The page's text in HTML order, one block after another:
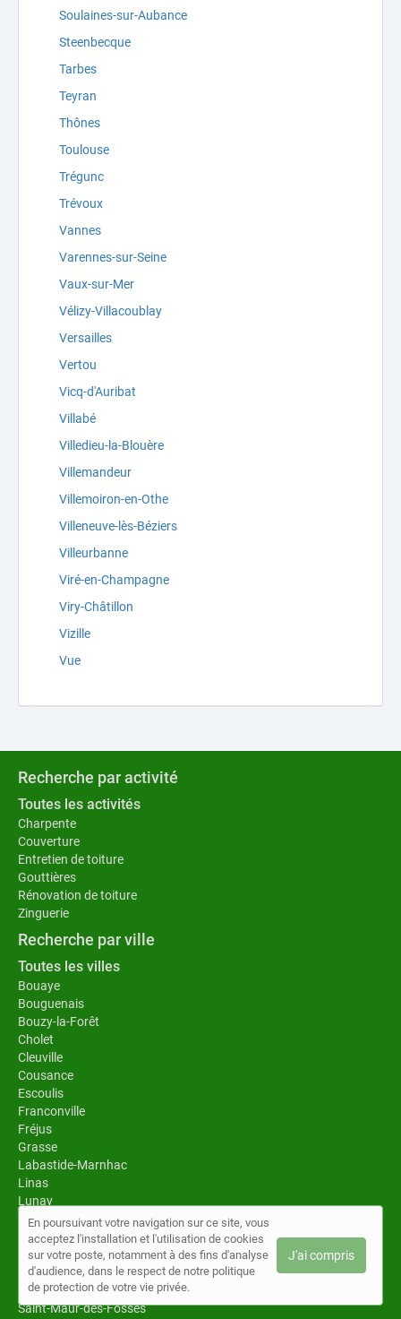
Soulaines-sur-Aubance
Steenbecque
Tarbes
Teyran
Thônes
Toulouse
Trégunc
Trévoux
Vannes
Varennes-sur-Seine
Vaux-sur-Mer
Vélizy-Villacoublay
Versailles
Vertou
Vicq-d'Auribat
Villabé
Villedieu-la-Blouère
Villemandeur
Villemoiron-en-Othe
Villeneuve-lès-Béziers
Villeurbanne
Viré-en-Champagne
Viry-Châtillon
Vizille
Vue
Recherche par activité
Toutes les activités
Charpente
Couverture
Entretien de toiture
Gouttières
Rénovation de toiture
Zinguerie
Recherche par ville
Toutes les villes
Bouaye
Bouguenais
Bouzy-la-Forêt
Cholet
Cleuville
Cousance
Escoulis
Franconville
Fréjus
Grasse
Labastide-Marnhac
Linas
Lunay
Meaux
Paris 8
Rezé
Roubaix
Saint-Estèphe
Saint-Maur-des-Fossés
En poursuivant votre navigation sur ce site, vous
acceptez l'installation et l'utilisation de cookies
sur votre poste, notamment à des fins d'analyse
d'audience, dans le respect de notre politique
de protection de votre vie privée.
J'ai compris